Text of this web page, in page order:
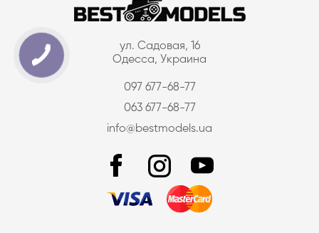
ул. Садовая, 16
Одесса, Украина
097 677-68-77
063 677-68-77
info@bestmodels.ua